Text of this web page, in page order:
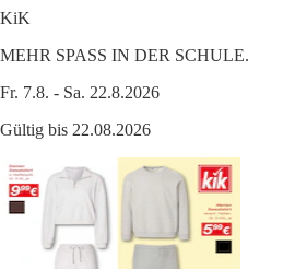
KiK
MEHR SPASS IN DER SCHULE.
Fr. 7.8. - Sa. 22.8.2026
Gültig bis 22.08.2026